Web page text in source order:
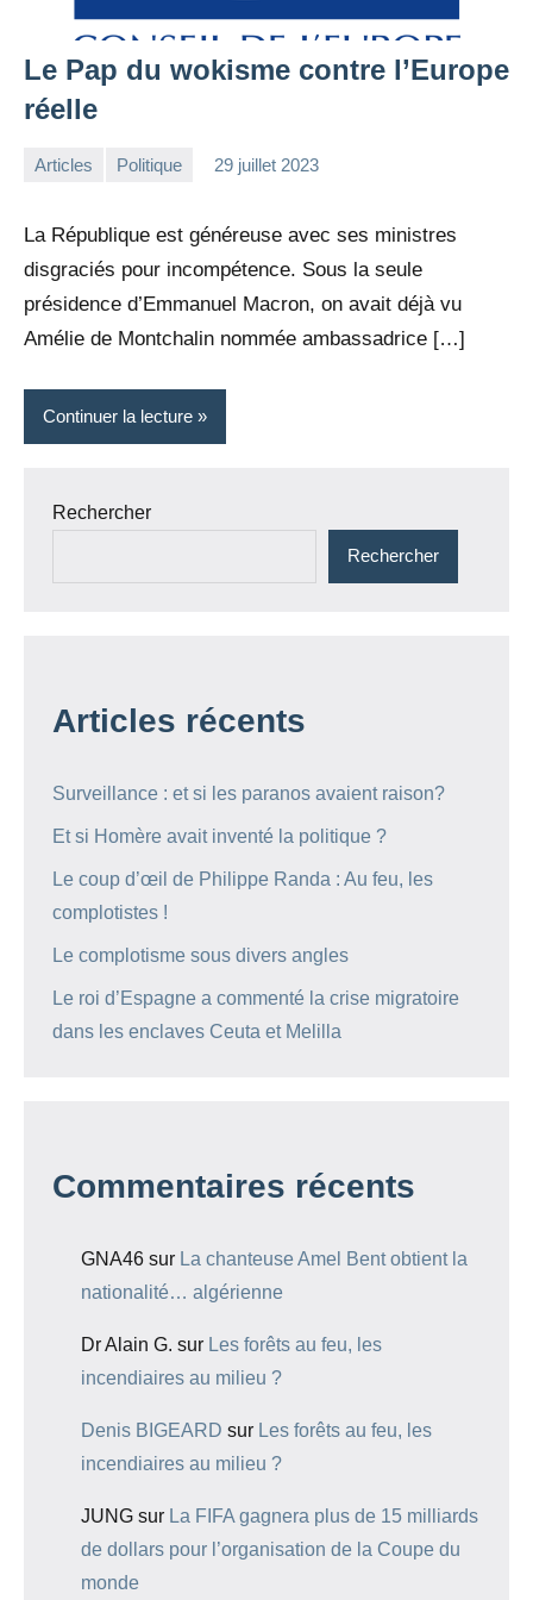
Le Pap du wokisme contre l’Europe
réelle
Articles Politique 29 juillet 2023
La République est généreuse avec ses ministres
disgraciés pour incompétence. Sous la seule
présidence d’Emmanuel Macron, on avait déjà vu
Amélie de Montchalin nommée ambassadrice […]
Continuer la lecture
Rechercher
Rechercher
Articles récents
Surveillance : et si les paranos avaient raison?
Et si Homère avait inventé la politique ?
Le coup d’œil de Philippe Randa : Au feu, les
complotistes !
Le complotisme sous divers angles
Le roi d’Espagne a commenté la crise migratoire
dans les enclaves Ceuta et Melilla
Commentaires récents
GNA46 sur La chanteuse Amel Bent obtient la
nationalité… algérienne
Dr Alain G. sur Les forêts au feu, les
incendiaires au milieu ?
Denis BIGEARD sur Les forêts au feu, les
incendiaires au milieu ?
JUNG sur La FIFA gagnera plus de 15 milliards
de dollars pour l’organisation de la Coupe du
monde